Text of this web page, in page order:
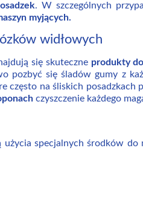
. W szczególnych
myjących.
widłowych
się skuteczne produkty
pozbyć się śladów gumy z
często na śliskich
czyszczenie każdego
użycia specjalnych środków